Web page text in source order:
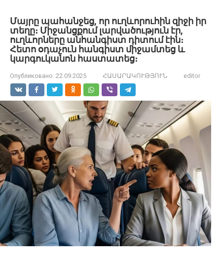
Մայրը պահանջեց, որ ուղևորուհին զիջի իր
տեղը։ Միջանցքում լարվածություն էր,
ուղևորները անհանգիստ դիտում էին։
Հետո օդաչուն հանգիստ միջամտեց և
կարգուկանոն հաստատեց։
Опубликовано: 22.09.2025 ՀԱՍԱՐԱԿՈՒԹՅՈՒՆ editor